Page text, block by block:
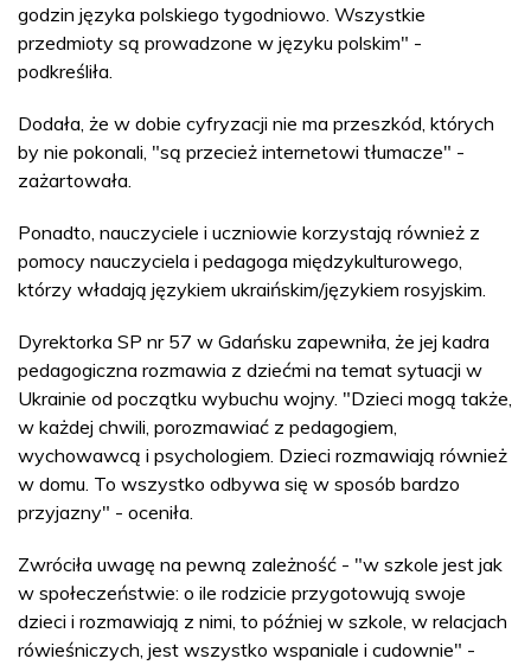
godzin języka polskiego tygodniowo. Wszystkie
przedmioty są prowadzone w języku polskim" -
podkreśliła.
Dodała, że w dobie cyfryzacji nie ma przeszkód, których
by nie pokonali, "są przecież internetowi tłumacze" -
zażartowała.
Ponadto, nauczyciele i uczniowie korzystają również z
pomocy nauczyciela i pedagoga międzykulturowego,
którzy władają językiem ukraińskim/językiem rosyjskim.
Dyrektorka SP nr 57 w Gdańsku zapewniła, że jej kadra
pedagogiczna rozmawia z dziećmi na temat sytuacji w
Ukrainie od początku wybuchu wojny. "Dzieci mogą także,
w każdej chwili, porozmawiać z pedagogiem,
wychowawcą i psychologiem. Dzieci rozmawiają również
w domu. To wszystko odbywa się w sposób bardzo
przyjazny" - oceniła.
Zwróciła uwagę na pewną zależność - "w szkole jest jak
w społeczeństwie: o ile rodzicie przygotowują swoje
dzieci i rozmawiają z nimi, to później w szkole, w relacjach
rówieśniczych, jest wszystko wspaniale i cudownie" -